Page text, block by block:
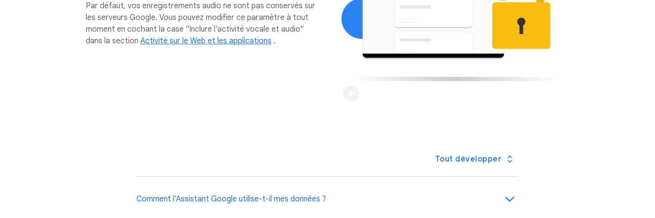
Google Home pour les enceintes intelligentes et les écrans connectés.
Nous nous efforçons constamment d'améliorer nos systèmes pour tous, par exemple en concevant
des technologies qui contribuent à réduire les activations involontaires.
Par défaut, vos enregistrements audio ne sont pas conservés sur
les serveurs Google. Vous pouvez modifier ce paramètre à tout
moment en cochant la case "Inclure l'activité vocale et audio"
dans la section Activité sur le Web et les applications .
Tout développer
Comment l'Assistant Google utilise-t-il mes données ?